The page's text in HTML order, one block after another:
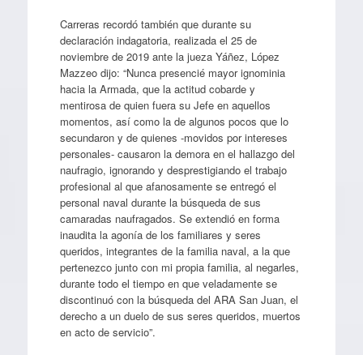
Carreras recordó también que durante su
declaración indagatoria, realizada el 25 de
noviembre de 2019 ante la jueza Yáñez, López
Mazzeo dijo: “Nunca presencié mayor ignominia
hacia la Armada, que la actitud cobarde y
mentirosa de quien fuera su Jefe en aquellos
momentos, así como la de algunos pocos que lo
secundaron y de quienes -movidos por intereses
personales- causaron la demora en el hallazgo del
naufragio, ignorando y desprestigiando el trabajo
profesional al que afanosamente se entregó el
personal naval durante la búsqueda de sus
camaradas naufragados. Se extendió en forma
inaudita la agonía de los familiares y seres
queridos, integrantes de la familia naval, a la que
pertenezco junto con mi propia familia, al negarles,
durante todo el tiempo en que veladamente se
discontinuó con la búsqueda del ARA San Juan, el
derecho a un duelo de sus seres queridos, muertos
en acto de servicio”.